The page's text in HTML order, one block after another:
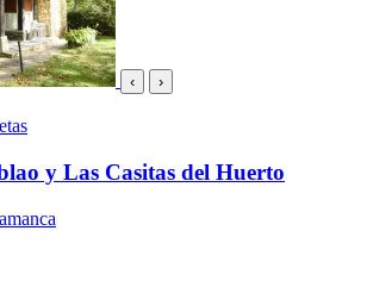
‹ ›
y Las Casitas del Huerto